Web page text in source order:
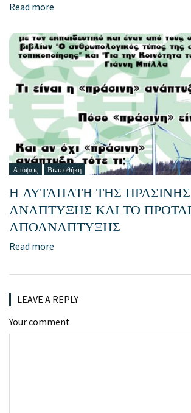
Read more
Απόψεις Βιντεοθήκη
Η ΑΥΤΑΠΑΤΗ ΤΗΣ ΠΡΑΣΙΝΗΣ
ΑΝΑΠΤΥΞΗΣ ΚΑΙ ΤΟ
ΑΠΟΑΝΑΠΤΥΞΗΣ
Read more
LEAVE A REPLY
Your comment